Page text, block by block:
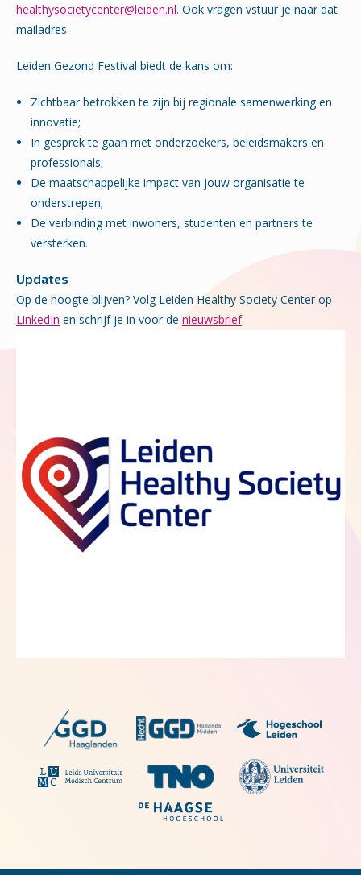
healthysocietycenter@leiden.nl. Ook vragen vstuur je naar dat
mailadres.
Leiden Gezond Festival biedt de kans om:
Zichtbaar betrokken te zijn bij regionale samenwerking en
innovatie;
In gesprek te gaan met onderzoekers, beleidsmakers en
professionals;
De maatschappelijke impact van jouw organisatie te
onderstrepen;
De verbinding met inwoners, studenten en partners te
versterken.
Updates
Op de hoogte blijven? Volg Leiden Healthy Society Center op
LinkedIn en schrijf je in voor de nieuwsbrief.